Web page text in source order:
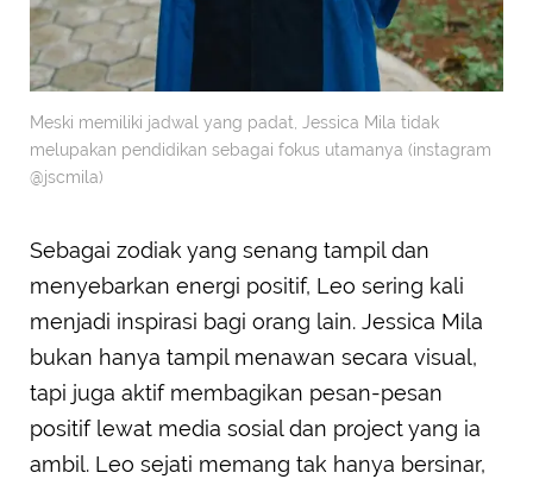
Meski memiliki jadwal yang padat, Jessica Mila tidak
melupakan pendidikan sebagai fokus utamanya (instagram
@jscmila)
Sebagai zodiak yang senang tampil dan
menyebarkan energi positif, Leo sering kali
menjadi inspirasi bagi orang lain. Jessica Mila
bukan hanya tampil menawan secara visual,
tapi juga aktif membagikan pesan-pesan
positif lewat media sosial dan project yang ia
ambil. Leo sejati memang tak hanya bersinar,